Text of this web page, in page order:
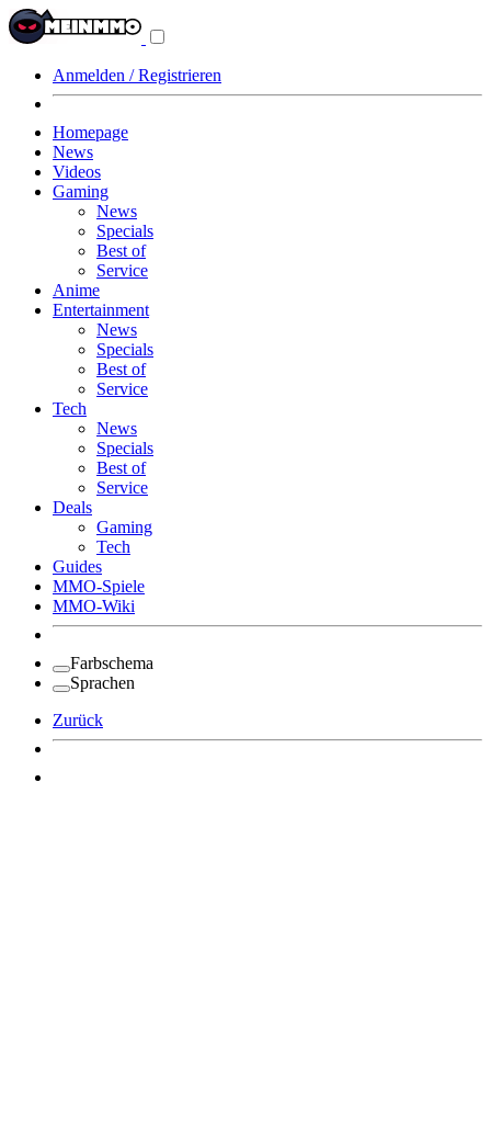
Anmelden / Registrieren
Homepage
News
Videos
Gaming
News
Specials
Best of
Service
Anime
Entertainment
News
Specials
Best of
Service
Tech
News
Specials
Best of
Service
Deals
Gaming
Tech
Guides
MMO-Spiele
MMO-Wiki
Farbschema
Sprachen
Zurück